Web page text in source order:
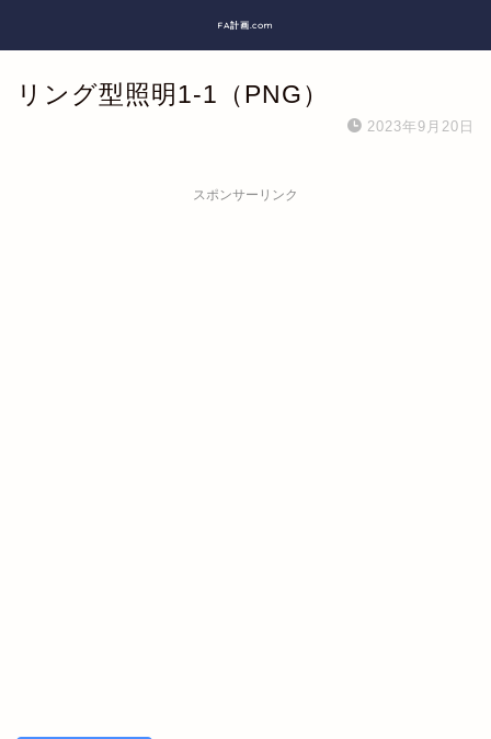
FA計画.com
リング型照明1-1（PNG）
2023年9月20日
スポンサーリンク